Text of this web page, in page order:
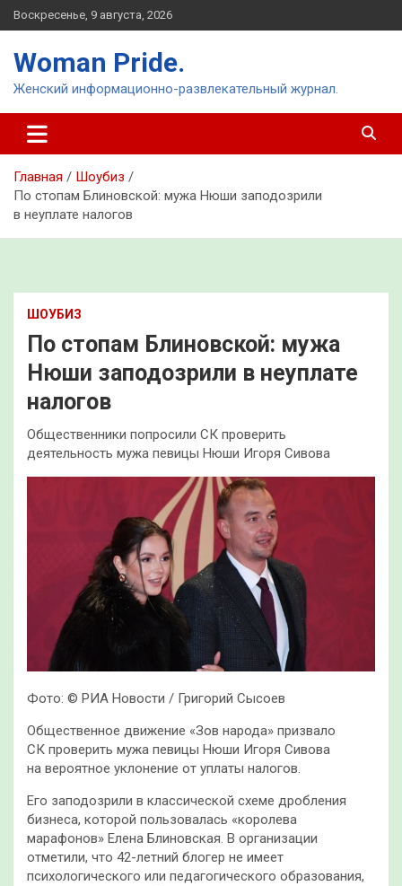
Перейти
к
Воскресенье, 9 августа, 2026
Woman Pride.
Женский информационно-развлекательный журнал.
Главная
Шоубиз
По стопам Блиновской: мужа Нюши заподозрили
в неуплате налогов
ШОУБИЗ
По стопам Блиновской: мужа
Нюши заподозрили в неуплате
налогов
Общественники попросили СК проверить
деятельность мужа певицы Нюши Игоря Сивова
Фото: © РИА Новости / Григорий Сысоев
Общественное движение «Зов народа» призвало
СК проверить мужа певицы Нюши Игоря Сивова
на вероятное уклонение от уплаты налогов.
Его заподозрили в классической схеме дробления
бизнеса, которой пользовалась «королева
марафонов» Елена Блиновская. В организации
отметили, что 42-летний блогер не имеет
психологического или педагогического образования,